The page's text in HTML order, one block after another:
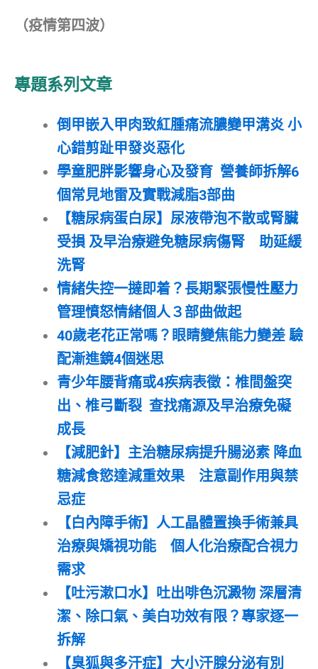
（疫情第四波）
專題系列文章
倒甲嵌入甲肉致紅腫痛流膿變甲溝炎 小
心錯剪趾甲發炎惡化
學童肥胖影響身心及發育 營養師拆解6
個常見地雷及實戰減脂3部曲
【糖尿病蛋白尿】尿液帶泡不散或腎臟
受損 及早治療避免糖尿病傷腎 助延緩
洗腎
情緒失控一撻即着？長期緊張慢性壓力
管理憤怒情緒個人３部曲做起
40歲老花正常嗎？眼睛變焦能力變差 驗
配漸進鏡4個迷思
青少年腰背痛或4疾病表徵：椎間盤突
出、椎弓斷裂 查找痛源及早治療免礙
成長
【減肥針】主治糖尿病提升腸泌素 降血
糖減食慾達減重效果 注意副作用與禁
忌症
【白內障手術】人工晶體置換手術兼具
治療與矯視功能 個人化治療配合視力
需求
【吐污漱口水】吐出啡色沉澱物 深層清
潔、除口氣、美白功效有限？專家逐一
拆解
【臭狐與多汗症】大小汗腺分泌有別